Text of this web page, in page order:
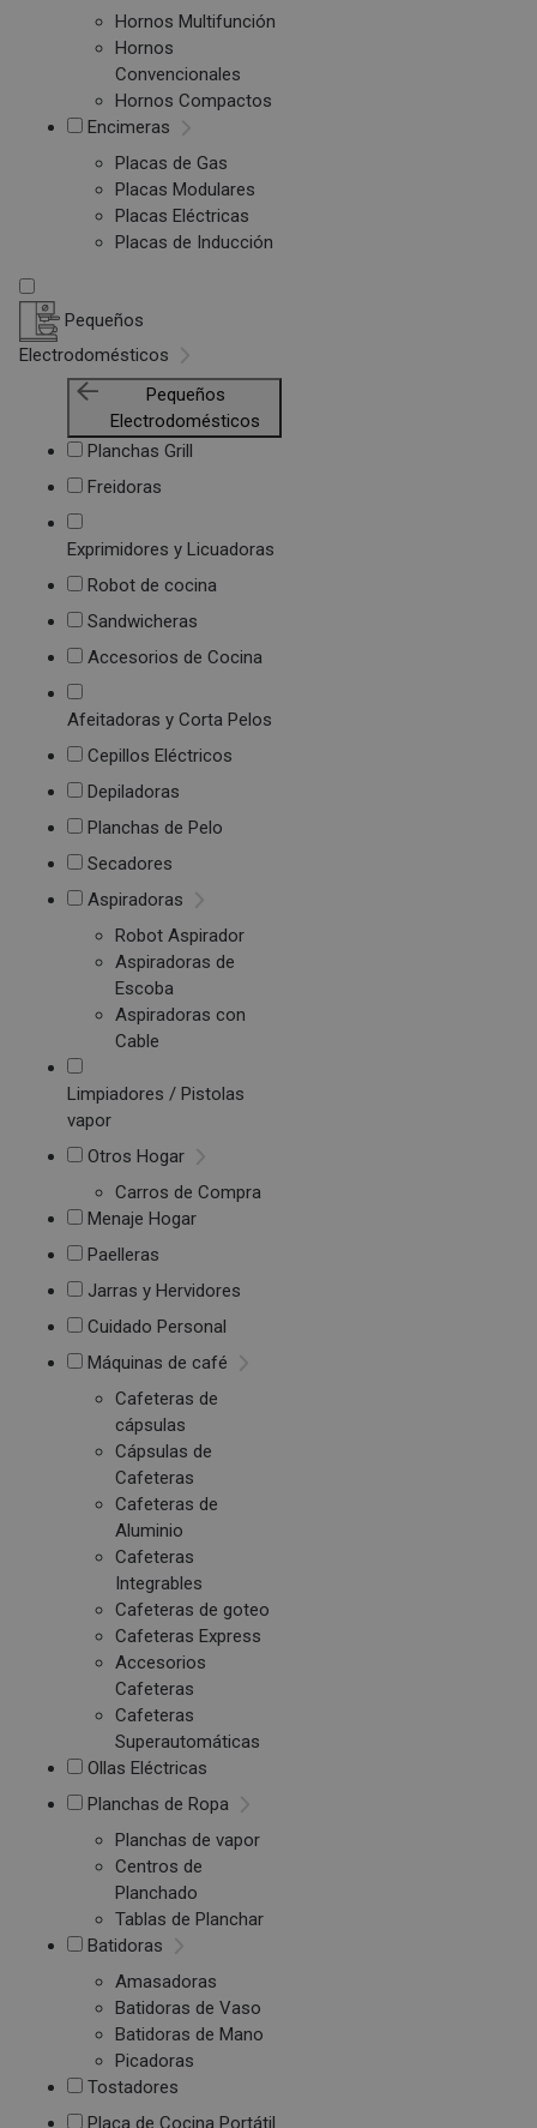
Hornos Multifunción
Hornos
Convencionales
Hornos Compactos
Encimeras
Placas de Gas
Placas Modulares
Placas Eléctricas
Placas de Inducción
Pequeños
Electrodomésticos
Pequeños
Electrodomésticos
Planchas Grill
Freidoras
Exprimidores y Licuadoras
Robot de cocina
Sandwicheras
Accesorios de Cocina
Afeitadoras y Corta Pelos
Cepillos Eléctricos
Depiladoras
Planchas de Pelo
Secadores
Aspiradoras
Robot Aspirador
Aspiradoras de
Escoba
Aspiradoras con
Cable
Limpiadores / Pistolas
vapor
Otros Hogar
Carros de Compra
Menaje Hogar
Paelleras
Jarras y Hervidores
Cuidado Personal
Máquinas de café
Cafeteras de
cápsulas
Cápsulas de
Cafeteras
Cafeteras de
Aluminio
Cafeteras
Integrables
Cafeteras de goteo
Cafeteras Express
Accesorios
Cafeteras
Cafeteras
Superautomáticas
Ollas Eléctricas
Planchas de Ropa
Planchas de vapor
Centros de
Planchado
Tablas de Planchar
Batidoras
Amasadoras
Batidoras de Vaso
Batidoras de Mano
Picadoras
Tostadores
Placa de Cocina Portátil